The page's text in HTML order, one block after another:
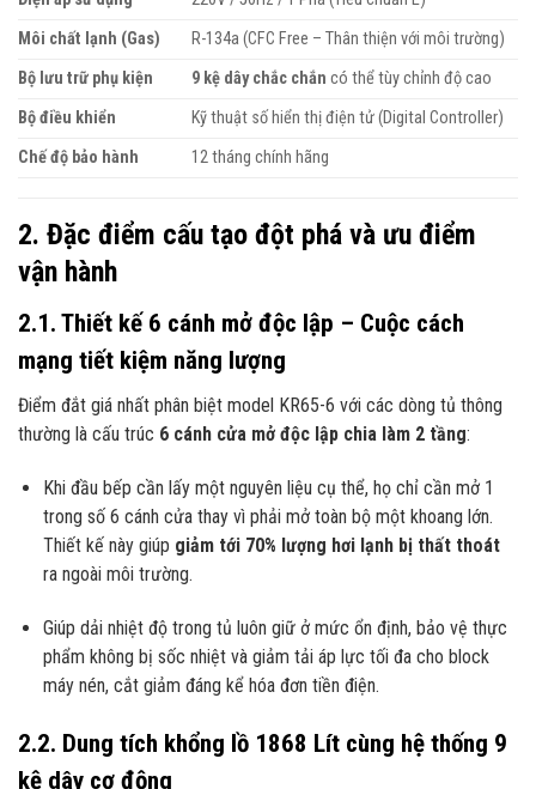
Môi chất lạnh (Gas)
R-134a (CFC Free – Thân thiện với môi trường)
Bộ lưu trữ phụ kiện
9 kệ dây chắc chắn có thể tùy chỉnh độ cao
Bộ điều khiển
Kỹ thuật số hiển thị điện tử (Digital Controller)
Chế độ bảo hành
12 tháng chính hãng
2. Đặc điểm cấu tạo đột phá và ưu điểm
vận hành
2.1. Thiết kế 6 cánh mở độc lập – Cuộc cách
mạng tiết kiệm năng lượng
Điểm đắt giá nhất phân biệt model KR65-6 với các dòng tủ thông
thường là cấu trúc 6 cánh cửa mở độc lập chia làm 2 tầng:
Khi đầu bếp cần lấy một nguyên liệu cụ thể, họ chỉ cần mở 1
trong số 6 cánh cửa thay vì phải mở toàn bộ một khoang lớn.
Thiết kế này giúp giảm tới 70% lượng hơi lạnh bị thất thoát
ra ngoài môi trường.
Giúp dải nhiệt độ trong tủ luôn giữ ở mức ổn định, bảo vệ thực
phẩm không bị sốc nhiệt và giảm tải áp lực tối đa cho block
máy nén, cắt giảm đáng kể hóa đơn tiền điện.
2.2. Dung tích khổng lồ 1868 Lít cùng hệ thống 9
kệ dây cơ động